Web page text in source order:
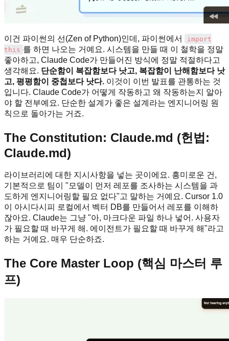
이건 파이썬의 선(Zen of Python)인데, 파이썬에서
import
this 를 하면 나오는 거예요. 시스템을 만들 때 이 철학을 정말
좋아하고, Claude Code가 만들어진 방식에 정말 적절하다고
생각해요. 단순함이 복잡함보다 낫고, 복잡함이 난해함보다 낫
고, 평평함이 중첩보다 낫다. 이것이 이번 발표를 관통하는 것
입니다. Claude Code가 어떻게 작동하고 왜 작동하는지 알아
야 할 전부예요. 단순한 설계가 좋은 설계라는 엔지니어링 원
칙으로 돌아가는 거죠.
The Constitution: Claude.md (헌법:
Claude.md)
라이브러리에 대한 지시사항을 넣는 곳이에요. 흥미로운 건,
기본적으로 팀이 "모델이 먼저 레포를 조사하는 시스템을 과
도하게 엔지니어링할 필요 없다"고 말하는 거예요. Cursor 1.0
이 아시다시피 로컬에서 벡터 DB를 만들어서 레포를 이해하
잖아요. Claude는 그냥 "아, 마크다운 파일 하나 넣어. 사용자
가 필요할 때 바꾸게 해. 에이전트가 필요할 때 바꾸게 해"라고
하는 거예요. 매우 단순하죠.
The Core Master Loop (핵심 마스터 루
프)